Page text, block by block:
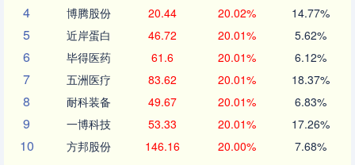
4 博腾股份 20.44 20.02% 14.77%
5 近岸蛋白 46.72 20.01% 5.62%
6 毕得医药 61.6 20.01% 6.12%
7 五洲医疗 83.62 20.01% 18.37%
8 耐科装备 49.67 20.01% 6.83%
9 一博科技 53.33 20.01% 17.26%
10 方邦股份 146.16 20.00% 7.68%